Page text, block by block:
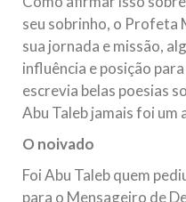
seu sobrinho, o Profeta
sua jornada e missão,
influência e posição
escrevia belas poesias
Abu Taleb jamais foi
O noivado
Foi Abu Taleb quem
para o Mensageiro de